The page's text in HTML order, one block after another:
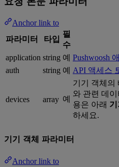
Anchor link to
파라미터
타입
필
수
application string 예 Pushwoosh
auth
string 예 API 액세스
devices array 예
기기 객체의
와 관련 데
용은 아래
하세요.
기기 객체 파라미터
Anchor link to